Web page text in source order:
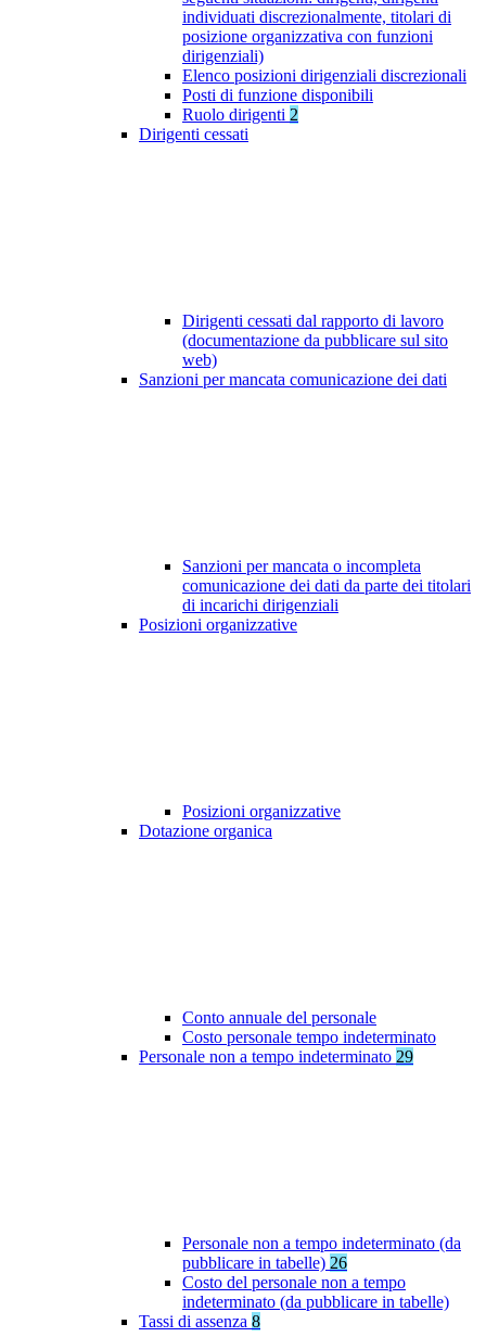
individuati discrezionalmente, titolari di
posizione organizzativa con funzioni
dirigenziali)
Elenco posizioni dirigenziali discrezionali
Posti di funzione disponibili
Ruolo dirigenti 2
Dirigenti cessati
Dirigenti cessati dal rapporto di lavoro
(documentazione da pubblicare sul sito
web)
Sanzioni per mancata comunicazione dei dati
Sanzioni per mancata o incompleta
comunicazione dei dati da parte dei titolari
di incarichi dirigenziali
Posizioni organizzative
Posizioni organizzative
Dotazione organica
Conto annuale del personale
Costo personale tempo indeterminato
Personale non a tempo indeterminato 29
Personale non a tempo indeterminato (da
pubblicare in tabelle) 26
Costo del personale non a tempo
indeterminato (da pubblicare in tabelle)
Tassi di assenza 8